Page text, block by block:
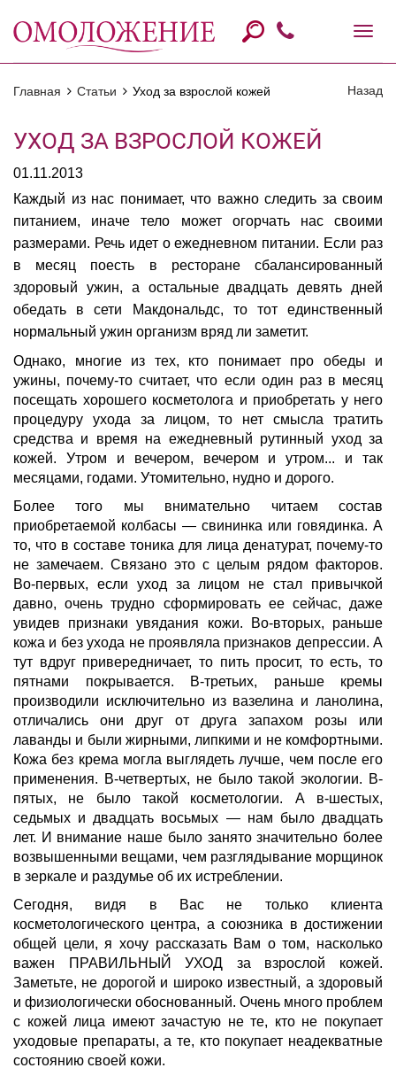
Назад
Главная Статьи Уход за взрослой кожей
УХОД ЗА ВЗРОСЛОЙ КОЖЕЙ
01.11.2013
Каждый из нас понимает, что важно следить за своим
питанием, иначе тело может огорчать нас своими
размерами. Речь идет о ежедневном питании. Если раз
в месяц поесть в ресторане сбалансированный
здоровый ужин, а остальные двадцать девять дней
обедать в сети Макдональдс, то тот единственный
нормальный ужин организм вряд ли заметит.
Однако, многие из тех, кто понимает про обеды и
ужины, почему-то считает, что если один раз в месяц
посещать хорошего косметолога и приобретать у него
процедуру ухода за лицом, то нет смысла тратить
средства и время на ежедневный рутинный уход за
кожей. Утром и вечером, вечером и утром... и так
месяцами, годами. Утомительно, нудно и дорого.
Более того мы внимательно читаем состав
приобретаемой колбасы — свининка или говядинка. А
то, что в составе тоника для лица денатурат, почему-то
не замечаем. Связано это с целым рядом факторов.
Во-первых, если уход за лицом не стал привычкой
давно, очень трудно сформировать ее сейчас, даже
увидев признаки увядания кожи. Во-вторых, раньше
кожа и без ухода не проявляла признаков депрессии. А
тут вдруг привередничает, то пить просит, то есть, то
пятнами покрывается. В-третьих, раньше кремы
производили исключительно из вазелина и ланолина,
отличались они друг от друга запахом розы или
лаванды и были жирными, липкими и не комфортными.
Кожа без крема могла выглядеть лучше, чем после его
применения. В-четвертых, не было такой экологии. В-
пятых, не было такой косметологии. А в-шестых,
седьмых и двадцать восьмых — нам было двадцать
лет. И внимание наше было занято значительно более
возвышенными вещами, чем разглядывание морщинок
в зеркале и раздумье об их истреблении.
Сегодня, видя в Вас не только клиента
косметологического центра, а союзника в достижении
общей цели, я хочу рассказать Вам о том, насколько
важен ПРАВИЛЬНЫЙ УХОД за взрослой кожей.
Заметьте, не дорогой и широко известный, а здоровый
и физиологически обоснованный. Очень много проблем
с кожей лица имеют зачастую не те, кто не покупает
уходовые препараты, а те, кто покупает неадекватные
состоянию своей кожи.